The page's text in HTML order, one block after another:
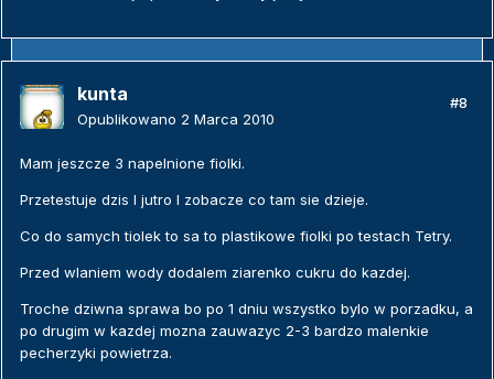
kunta
Opublikowano 2 Marca 2010
#8
Mam jeszcze 3 napelnione fiolki.
Przetestuje dzis I jutro I zobacze co tam sie dzieje.
Co do samych tiolek to sa to plastikowe fiolki po testach Tetry.
Przed wlaniem wody dodalem ziarenko cukru do kazdej.
Troche dziwna sprawa bo po 1 dniu wszystko bylo w porzadku, a
po drugim w kazdej mozna zauwazyc 2-3 bardzo malenkie
pecherzyki powietrza.